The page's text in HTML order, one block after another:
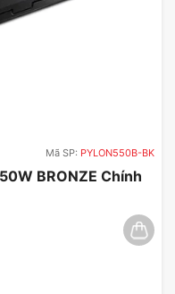
Mã SP: PYLON550B-BK
BRONZE Chính